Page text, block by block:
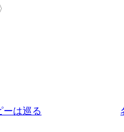
ーは巡る